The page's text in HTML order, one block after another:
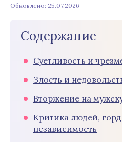
Обновлено: 25.07.2026
Содержание
Суетливость и
Злость и
Вторжение на
Критика людей,
независимость